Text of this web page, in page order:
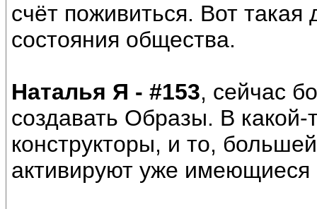
счёт поживиться. Вот такая
состояния общества.
Наталья Я - #153, сейчас
создавать Образы. В
конструкторы, и то,
активируют уже